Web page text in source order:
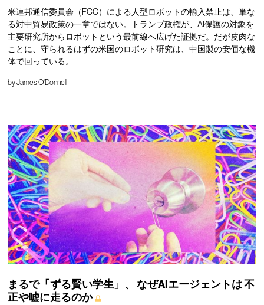
米連邦通信委員会（FCC）による人型ロボットの輸入禁止は、単な
る対中貿易政策の一章ではない。トランプ政権が、AI保護の対象を
主要研究所からロボットという最前線へ広げた証拠だ。だが皮肉な
ことに、守られるはずの米国のロボット研究は、中国製の安価な機
体で回っている。
byJames O'Donnell
まるで「ずる賢い学生」、 なぜAIエージェントは不
正や嘘に走るのか